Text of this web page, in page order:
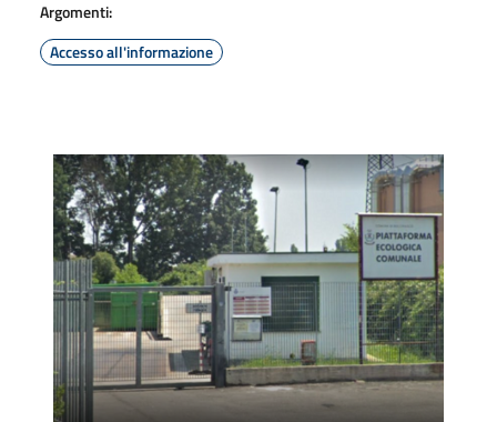
Argomenti:
Accesso all'informazione